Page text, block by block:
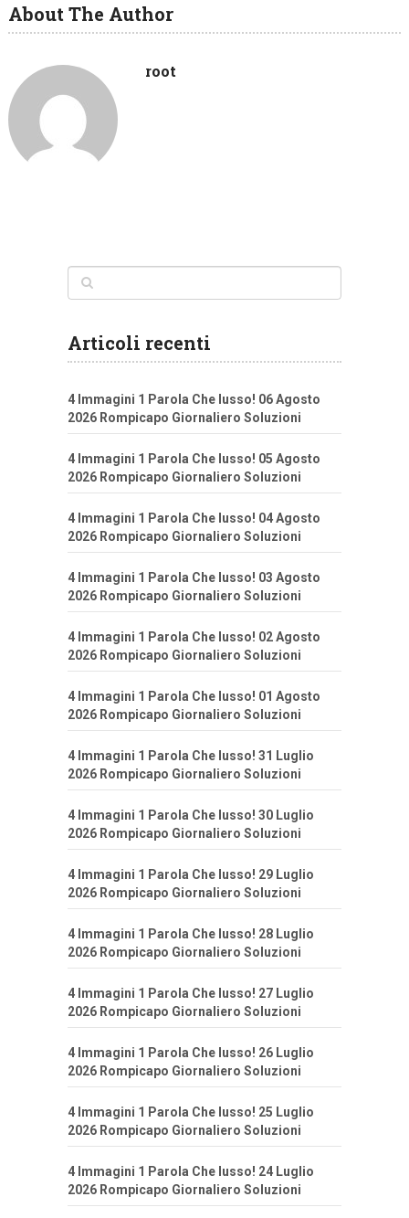
About The Author
root
Articoli recenti
4 Immagini 1 Parola Che lusso! 06 Agosto
2026 Rompicapo Giornaliero Soluzioni
4 Immagini 1 Parola Che lusso! 05 Agosto
2026 Rompicapo Giornaliero Soluzioni
4 Immagini 1 Parola Che lusso! 04 Agosto
2026 Rompicapo Giornaliero Soluzioni
4 Immagini 1 Parola Che lusso! 03 Agosto
2026 Rompicapo Giornaliero Soluzioni
4 Immagini 1 Parola Che lusso! 02 Agosto
2026 Rompicapo Giornaliero Soluzioni
4 Immagini 1 Parola Che lusso! 01 Agosto
2026 Rompicapo Giornaliero Soluzioni
4 Immagini 1 Parola Che lusso! 31 Luglio
2026 Rompicapo Giornaliero Soluzioni
4 Immagini 1 Parola Che lusso! 30 Luglio
2026 Rompicapo Giornaliero Soluzioni
4 Immagini 1 Parola Che lusso! 29 Luglio
2026 Rompicapo Giornaliero Soluzioni
4 Immagini 1 Parola Che lusso! 28 Luglio
2026 Rompicapo Giornaliero Soluzioni
4 Immagini 1 Parola Che lusso! 27 Luglio
2026 Rompicapo Giornaliero Soluzioni
4 Immagini 1 Parola Che lusso! 26 Luglio
2026 Rompicapo Giornaliero Soluzioni
4 Immagini 1 Parola Che lusso! 25 Luglio
2026 Rompicapo Giornaliero Soluzioni
4 Immagini 1 Parola Che lusso! 24 Luglio
2026 Rompicapo Giornaliero Soluzioni